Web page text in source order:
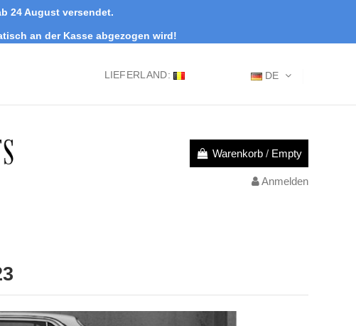
24 August versendet.
an der Kasse abgezogen wird!
DE
LIEFERLAND:
Warenkorb / Empty
Anmelden